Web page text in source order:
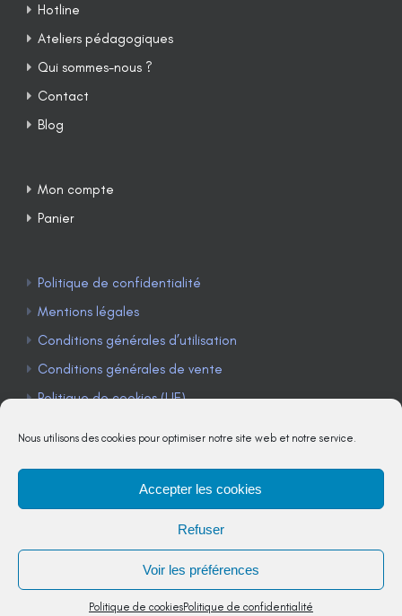
Nous utilisons des cookies pour optimiser notre site web et notre service.
Accepter les cookies
Refuser
Voir les préférences
Politique de cookiesPolitique de confidentialité
Hotline
Ateliers pédagogiques
Qui sommes-nous ?
Contact
Blog
Mon compte
Panier
Politique de confidentialité
Mentions légales
Conditions générales d’utilisation
Conditions générales de vente
Politique de cookies (UE)
TÉLÉPHONE : 04 90 85 22 98